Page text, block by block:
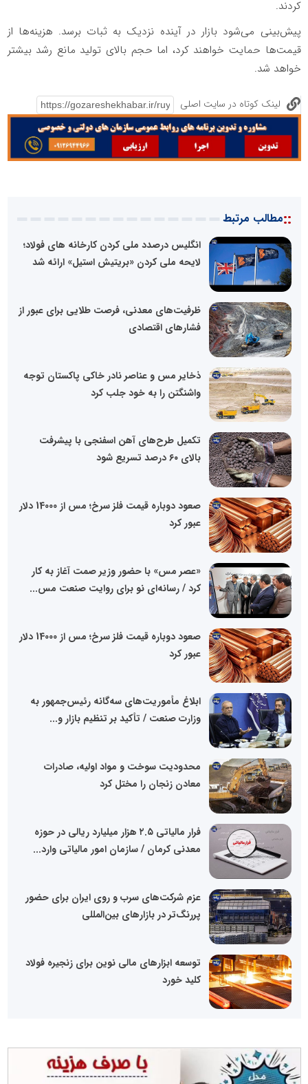
کردند.
پیش‌بینی می‌شود بازار در آینده نزدیک به ثبات برسد. هزینه‌ها از
قیمت‌ها حمایت خواهند کرد، اما حجم بالای تولید مانع رشد بیشتر
خواهد شد.
لینک کوتاه در سایت اصلی
::مطالب مرتبط
انگلیس درصدد ملی کردن کارخانه های فولاد؛
لایحه ملی کردن «بریتیش استیل» ارائه شد
ظرفیت‌های معدنی، فرصت طلایی برای عبور از
فشارهای اقتصادی
ذخایر مس و عناصر نادر خاکی پاکستان توجه
واشنگتن را به خود جلب کرد
تکمیل طرح‌های آهن اسفنجی با پیشرفت
بالای ۶۰ درصد تسریع شود
صعود دوباره قیمت فلز سرخ؛ مس از 14000 دلار
عبور کرد
«عصر مس» با حضور وزیر صمت آغاز به کار
کرد / رسانه‌ای نو برای روایت صنعت مس...
صعود دوباره قیمت فلز سرخ؛ مس از 14000 دلار
عبور کرد
ابلاغ مأموریت‌های سه‌گانه رئیس‌جمهور به
وزارت صنعت / تأکید بر تنظیم بازار و...
محدودیت سوخت و مواد اولیه، صادرات
معادن زنجان را مختل کرد
فرار مالیاتی ۲.۵ هزار میلیارد ریالی در حوزه
معدنی کرمان / سازمان امور مالیاتی وارد...
عزم شرکت‌های سرب و روی ایران برای حضور
پررنگ‌تر در بازارهای بین‌المللی
توسعه ابزارهای مالی نوین برای زنجیره فولاد
کلید خورد